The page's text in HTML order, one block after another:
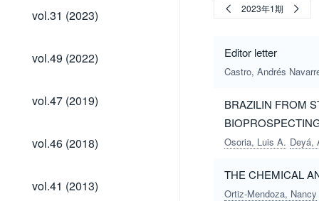
vol.31
(2023)
vol.31 (2023)
vol.49
(2022)
vol.49 (2022)
vol.47
(2019)
vol.47 (2019)
vol.46
(2018)
vol.46 (2018)
vol.41
(2013)
vol.41 (2013)
2023年1期
Editor letter
Castro, Andrés
BRAZILIN FROM
Osoria, Luis A. Deyá,
THE CHEMICAL
Ortiz-Mendoza, Nancy